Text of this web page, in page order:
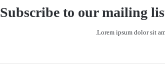
Subscribe to our mailing
Lorem ipsum dolor sit